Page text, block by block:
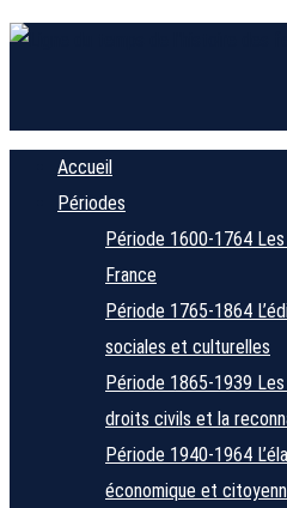
Accueil
Périodes
Période 1600-1764
France
Période 1765-1864
sociales et culturelles
Période 1865-1939
droits civils et la
Période 1940-1964
économique et